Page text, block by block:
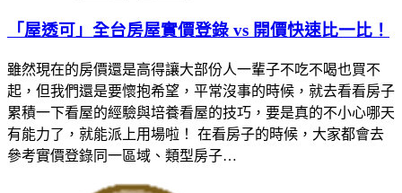
「屋透可」全台房屋實價登錄 vs 開價快速比一比！
雖然現在的房價還是高得讓大部份人一輩子不吃不喝也買不
起，但我們還是要懷抱希望，平常沒事的時候，就去看看房子
累積一下看屋的經驗與培養看屋的技巧，要是真的不小心哪天
有能力了，就能派上用場啦！ 在看房子的時候，大家都會去
參考實價登錄同一區域、類型房子…